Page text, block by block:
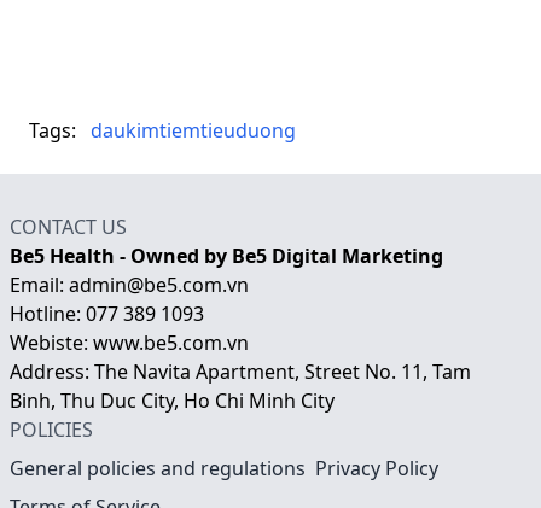
Tags: daukimtiemtieuduong
CONTACT US
Be5 Health - Owned by Be5 Digital Marketing
Email: admin@be5.com.vn
Hotline: 077 389 1093
Webiste: www.be5.com.vn
Address: The Navita Apartment, Street No. 11, Tam
Binh, Thu Duc City, Ho Chi Minh City
POLICIES
General policies and regulations Privacy Policy